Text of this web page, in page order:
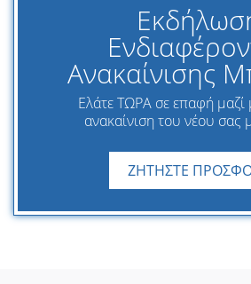
Ανακαίνισης
Ελάτε ΤΩΡΑ σε επαφή μαζί
ανακαίνιση του νέου σας
ΖΗΤΗΣΤΕ